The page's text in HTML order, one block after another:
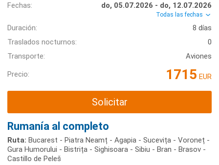
Fechas:
do, 05.07.2026 - do, 12.07.2026
Todas las fechas
Duración:
8 días
Traslados nocturnos:
0
Transporte:
Aviones
Precio: 1715 EUR
Solicitar
Rumanía al completo
Ruta: Bucarest - Piatra Neamț - Agapia - Sucevița - Voroneț -
Gura Humorului - Bistrița - Sighisoara - Sibiu - Bran - Brasov -
Castillo de Peleš